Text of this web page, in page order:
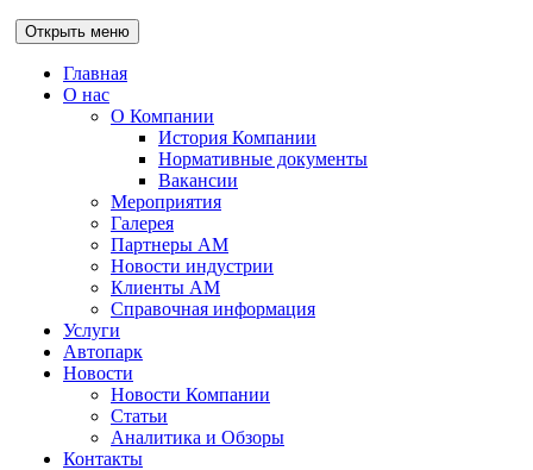
Открыть меню
Главная
О нас
О Компании
История Компании
Нормативные документы
Вакансии
Мероприятия
Галерея
Партнеры АМ
Новости индустрии
Клиенты АМ
Справочная информация
Услуги
Автопарк
Новости
Новости Компании
Статьи
Аналитика и Обзоры
Контакты